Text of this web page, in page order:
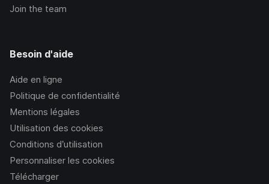
Join the team
Besoin d'aide
Aide en ligne
Politique de confidentialité
Mentions légales
Utilisation des cookies
Conditions d’utilisation
Personnaliser les cookies
Télécharger